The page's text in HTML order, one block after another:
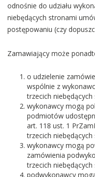
odnośnie do udziału
niebędących stronami
postępowaniu (czy
Zamawiający może
o udzielenie
wspólnie z
trzecich
wykonawcy mogą
podmiotów
art. 118 ust. 1
trzecich
wykonawcy mogą
zamówienia
trzecich
podwykonawcy